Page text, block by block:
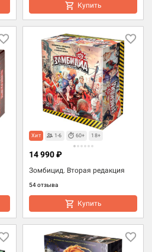
Купить
Хит 1-6 60+ 18+
Зомбицид. Вторая редакция
54 отзыва
14 990 ₽
Купить